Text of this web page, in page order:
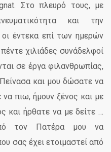
Στο πλευρό τους, με
και την
οι έντεκα επί των ημερών
χιλιάδες συνάδελφοί
σε έργα φιλανθρωπίας,
και μου δώσατε να
πιω, ήμουν ξένος και με
και ήρθατε να με δείτε …
τον Πατέρα μου να
σας έχει ετοιμαστεί από